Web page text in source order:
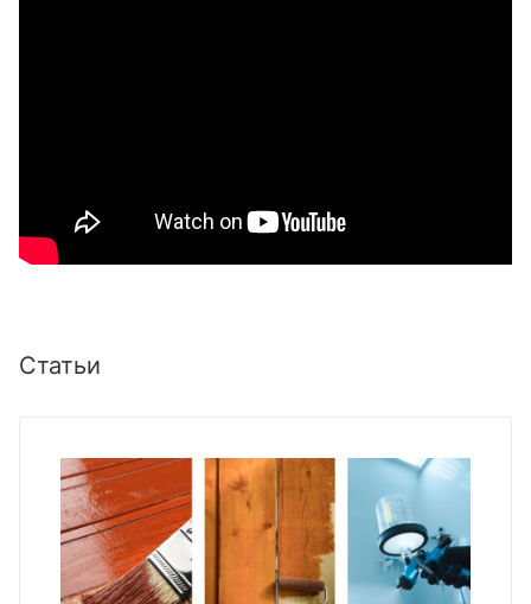
Статьи